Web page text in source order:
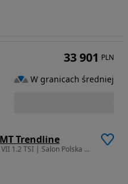
Trendline
1197 cm3 • 86 KM • Volkswagen Golf VII 1.2 TSI | Salon Polska | Faktura VAT 23% | 142 tys
33 901 PLN
W granicach średniej